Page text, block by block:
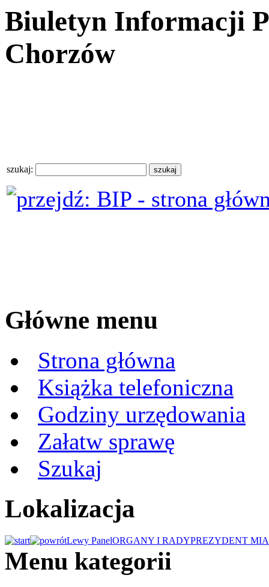
Biuletyn Informacji
Chorzów
szukaj:
Główne menu
Strona główna
Książka telefoniczna
Godziny urzędowania
Załatw sprawę
Szukaj
Lokalizacja
Lewy PanelORGANY I RADYPREZYDENT
Menu kategorii